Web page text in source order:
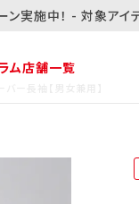
ン実施中！ - 対象ア
ム店舗一覧